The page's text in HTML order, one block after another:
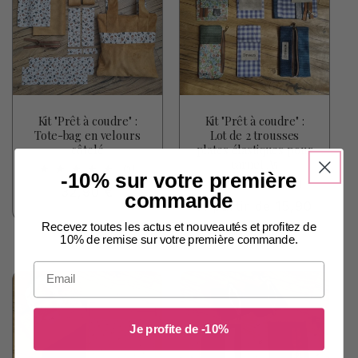
Kit "Prêt à coudre" :
Tote-bag en velours
côtelé
total
des
critiques
Prix
32,90 €
Kit "Prêt à coudre" :
Lot de 2 trousses
plates élastiques pour
(2)
Prix
habituel
À partir de 15,90
€
-10% sur votre première
commande
Recevez toutes les actus et nouveautés et profitez de
10% de remise sur votre première commande.
Email
Je profite de -10%